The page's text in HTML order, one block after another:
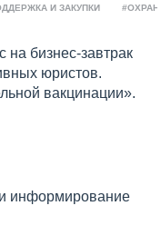
И ЗАКУПКИ
на бизнес-завтрак
юристов.
вакцинации».
информирование